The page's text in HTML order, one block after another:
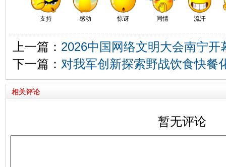
支持 感动 惊讶 同情 流汗
上一篇： 2026中国网络文明大会南宁
下一篇： 对我军创新探索野战饮食快餐
相关评论
暂无评论